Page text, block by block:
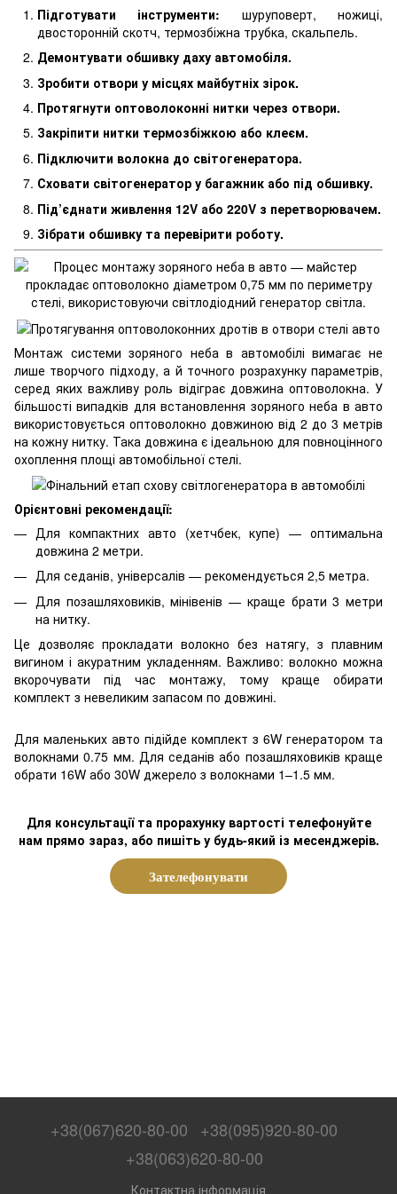
Підготувати інструменти: шуруповерт, ножиці,
двосторонній скотч, термозбіжна трубка, скальпель.
Демонтувати обшивку даху автомобіля.
Зробити отвори у місцях майбутніх зірок.
Протягнути оптоволоконні нитки через отвори.
Закріпити нитки термозбіжкою або клеєм.
Підключити волокна до світогенератора.
Сховати світогенератор у багажник або під обшивку.
Під’єднати живлення 12V або 220V з перетворювачем.
Зібрати обшивку та перевірити роботу.
Монтаж системи зоряного неба в автомобілі вимагає не
лише творчого підходу, а й точного розрахунку параметрів,
серед яких важливу роль відіграє довжина оптоволокна. У
більшості випадків для встановлення зоряного неба в авто
використовується оптоволокно довжиною від 2 до 3 метрів
на кожну нитку. Така довжина є ідеальною для повноцінного
охоплення площі автомобільної стелі.
Орієнтовні рекомендації:
Для компактних авто (хетчбек, купе) — оптимальна
довжина 2 метри.
Для седанів, універсалів — рекомендується 2,5 метра.
Для позашляховиків, мінівенів — краще брати 3 метри
на нитку.
Це дозволяє прокладати волокно без натягу, з плавним
вигином і акуратним укладенням. Важливо: волокно можна
вкорочувати під час монтажу, тому краще обирати
комплект з невеликим запасом по довжині.
Для маленьких авто підійде комплект з 6W генератором та
волокнами 0.75 мм. Для седанів або позашляховиків краще
обрати 16W або 30W джерело з волокнами 1–1.5 мм.
Для консультації та прорахунку вартості телефонуйте
нам прямо зараз, або пишіть у будь-який із месенджерів.
Зателефонувати
+38(067)620-80-00
+38(095)920-80-00
+38(063)620-80-00
Контактна інформація